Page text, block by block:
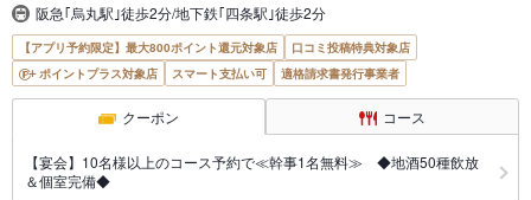
阪急｢烏丸駅｣徒歩2分/地下鉄｢四条駅｣徒歩2分
【アプリ予約限定】最大800ポイント還元対象店
口コミ投稿特典対象店
ポイントプラス対象店
スマート支払い可 適格請求書発行事業者
クーポン コース
【宴会】10名様以上のコース予約で≪幹事1名無料≫ ◆地酒50種飲放
＆個室完備◆